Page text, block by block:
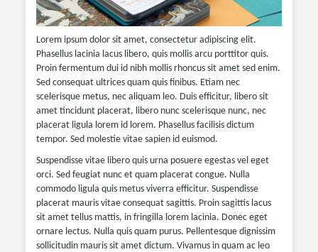
Lorem ipsum dolor sit amet, consectetur adipiscing elit.
Phasellus lacinia lacus libero, quis mollis arcu porttitor quis.
Proin fermentum dui id nibh mollis rhoncus sit amet sed enim.
Sed consequat ultrices quam quis finibus. Etiam nec
scelerisque metus, nec aliquam leo. Duis efficitur, libero sit
amet tincidunt placerat, libero nunc scelerisque nunc, nec
placerat ligula lorem id lorem. Phasellus facilisis dictum
tempor. Sed molestie vitae sapien id euismod.
Suspendisse vitae libero quis urna posuere egestas vel eget
orci. Sed feugiat nunc et quam placerat congue. Nulla
commodo ligula quis metus viverra efficitur. Suspendisse
placerat mauris vitae consequat sagittis. Proin sagittis lacus
sit amet tellus mattis, in fringilla lorem lacinia. Donec eget
ornare lectus. Nulla quis quam purus. Pellentesque dignissim
sollicitudin mauris sit amet dictum. Vivamus in quam ac leo